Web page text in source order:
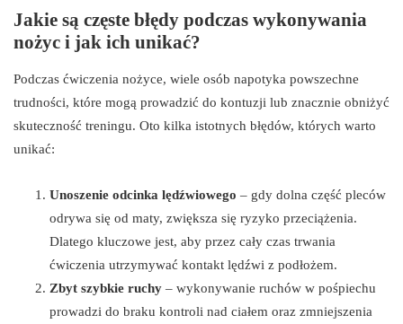
Jakie są częste błędy podczas wykonywania
nożyc i jak ich unikać?
Podczas ćwiczenia nożyce, wiele osób napotyka powszechne
trudności, które mogą prowadzić do kontuzji lub znacznie obniżyć
skuteczność treningu. Oto kilka istotnych błędów, których warto
unikać:
Unoszenie odcinka lędźwiowego – gdy dolna część pleców
odrywa się od maty, zwiększa się ryzyko przeciążenia.
Dlatego kluczowe jest, aby przez cały czas trwania
ćwiczenia utrzymywać kontakt lędźwi z podłożem.
Zbyt szybkie ruchy – wykonywanie ruchów w pośpiechu
prowadzi do braku kontroli nad ciałem oraz zmniejszenia